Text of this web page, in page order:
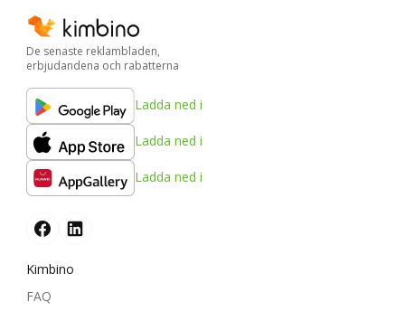
De senaste reklambladen,
erbjudandena och rabatterna
Ladda ned i
Ladda ned i
Ladda ned i
Kimbino
FAQ